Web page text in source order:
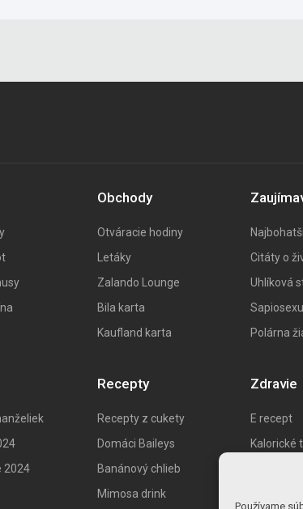
Používame
Obchody
Otváracie hodiny
Letáky
Zalando Lounge
Bila karta
Kaufland karta
Citáty o
Uhlíková
Polárna
2024
Recepty
Recepty z cukety
Domáci Baileys
Banánový chlieb
Mimosa drink
Zdravie
E recept
Kalorické